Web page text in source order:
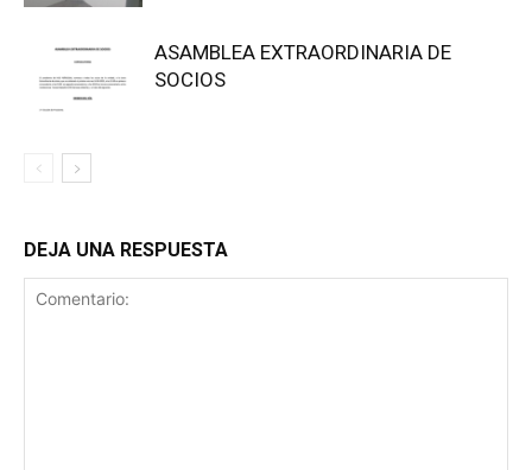
ASAMBLEA EXTRAORDINARIA DE
SOCIOS
DEJA UNA RESPUESTA